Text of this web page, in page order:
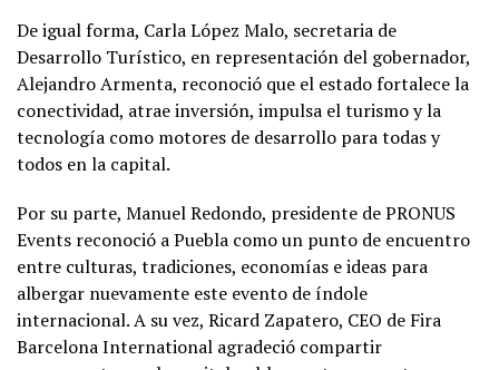
De igual forma, Carla López Malo, secretaria de
Desarrollo Turístico, en representación del gobernador,
Alejandro Armenta, reconoció que el estado fortalece la
conectividad, atrae inversión, impulsa el turismo y la
tecnología como motores de desarrollo para todas y
todos en la capital.
Por su parte, Manuel Redondo, presidente de PRONUS
Events reconoció a Puebla como un punto de encuentro
entre culturas, tradiciones, economías e ideas para
albergar nuevamente este evento de índole
internacional. A su vez, Ricard Zapatero, CEO de Fira
Barcelona International agradeció compartir